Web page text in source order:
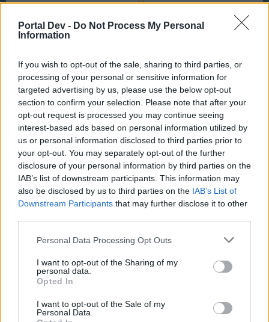
Portal Dev - Do Not Process My Personal
Information
If you wish to opt-out of the sale, sharing to third parties, or
processing of your personal or sensitive information for
targeted advertising by us, please use the below opt-out
section to confirm your selection. Please note that after your
opt-out request is processed you may continue seeing
interest-based ads based on personal information utilized by
us or personal information disclosed to third parties prior to
your opt-out. You may separately opt-out of the further
disclosure of your personal information by third parties on the
IAB’s list of downstream participants. This information may
also be disclosed by us to third parties on the IAB’s List of
Downstream Participants that may further disclose it to other
Personal Data Processing Opt Outs
I want to opt-out of the Sharing of my
personal data.
Opted In
I want to opt-out of the Sale of my
Personal Data.
welchem Server hier zocken.
Im moment bin ich auf
17 Mai 2017
NoPutzkolonne ,H.P.Baxxter,.-Gorgon-. und1 weiteren Persongefällt dies.
noze
User
Also wenn du aus dem Deutschsprachigen Raum kommst
lohnt es sich für dich am meisten auf dem DE1 Server zu
spielen weil die anderen nicht Deutschsprachig sind.
Außerdem gibt es in einer Gilde maximal 100Spieler
wieviele davon aktiv sind ist etwas anderes. Es gibt soweit
ich weiß keine "Schweizer Gilden" sondern nur welche wo
Deutschland, Österreich, Schweiz auch aus anderen
Ländern).
Du kannst trotzdem gerne mal bei uns vorbeischauen
TS: 46.20.46.239:10183